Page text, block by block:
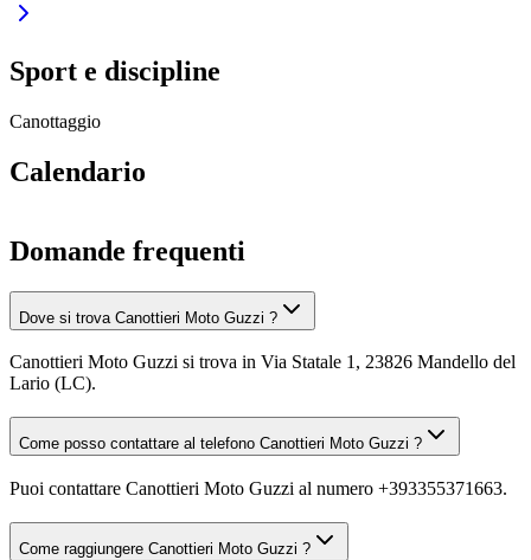
Sport e discipline
Canottaggio
Calendario
Domande frequenti
Dove si trova Canottieri Moto Guzzi ?
Canottieri Moto Guzzi si trova in Via Statale 1, 23826 Mandello del
Lario (LC).
Come posso contattare al telefono Canottieri Moto Guzzi ?
Puoi contattare Canottieri Moto Guzzi al numero +393355371663.
Come raggiungere Canottieri Moto Guzzi ?